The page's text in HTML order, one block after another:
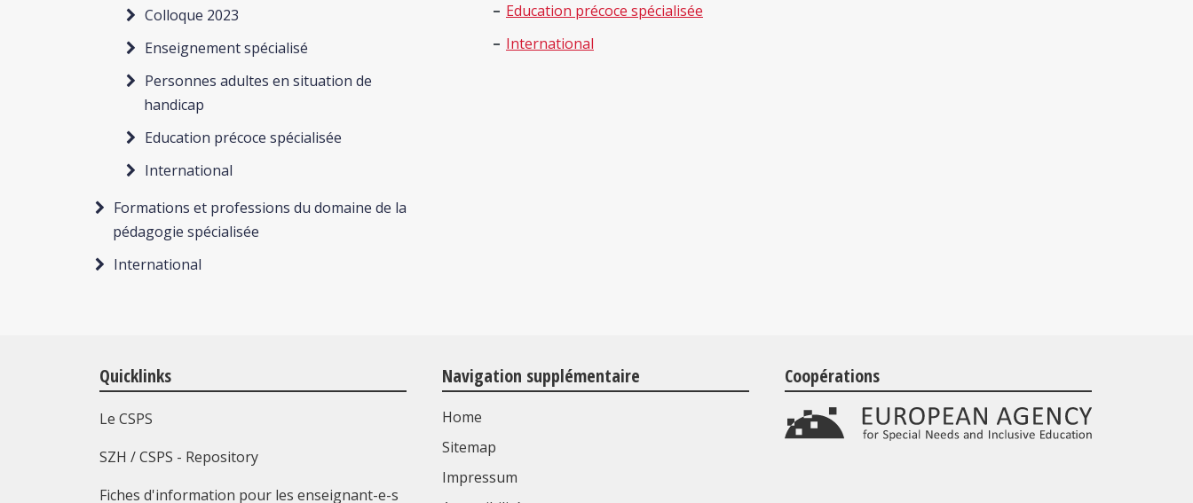
Colloque 2023
Enseignement spécialisé
Personnes adultes en situation de
handicap
Education précoce spécialisée
International
Formations et professions du domaine de la
pédagogie spécialisée
International
Education précoce spécialisée
International
Quicklinks
Le CSPS
SZH / CSPS - Repository
Fiches d'information pour les enseignant-e-s
Navigation supplémentaire
Home
Sitemap
Impressum
Coopérations